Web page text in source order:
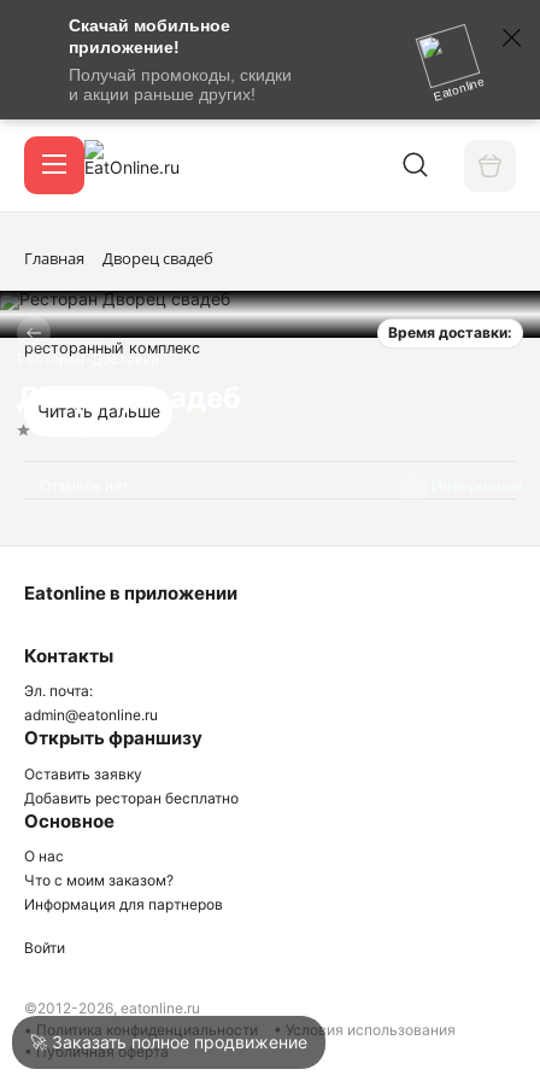
Скачай мобильное
приложение!
Получай промокоды, скидки
и акции раньше других!
Eatonline
сообщение
кодом
подтверждения
Вход / регистрация
Акции
Войти
Написать в техподдержку
Главная Дворец свадеб
Время доставки:
Ресторан-Доставка
Дворец свадеб
ресторанный комплекс
Читать дальше
Контакты
Эл. почта:
admin@eatonline.ru
Открыть франшизу
Оставить заявку
Добавить ресторан бесплатно
Основное
О нас
Что с моим заказом?
Информация для партнеров
Eatonline в приложении
Войти
©2012-2026, eatonline.ru
• Политика конфиденциальности
• Условия использования
• Публичная оферта
🚀 Заказать полное продвижение